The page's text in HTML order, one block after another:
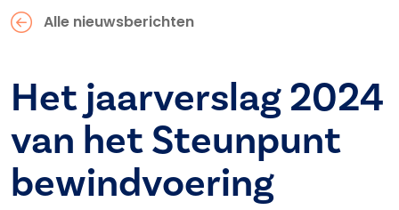
Alle nieuwsberichten
Het jaarverslag 2024
van het Steunpunt
bewindvoering